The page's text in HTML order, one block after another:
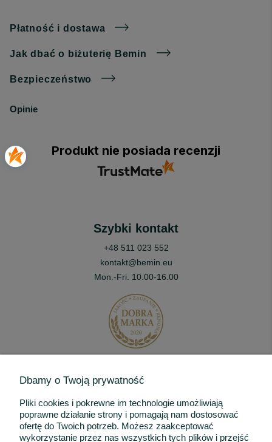
Płatność i dostawa
Jak dbać o biżuterię Bemin
Bezpieczeństwo
Opinie
Produkt nie posiada recenzji
Szybki kontakt
+48 511 023 552
kontakt@bemin.eu
Mon.-Fri. 10.00-16.00
Informacje
Dla Klienta
Dbamy o Twoją prywatność
Pliki cookies i pokrewne im technologie umożliwiają
poprawne działanie strony i pomagają nam dostosować
ofertę do Twoich potrzeb. Możesz zaakceptować
wykorzystanie przez nas wszystkich tych plików i przejść